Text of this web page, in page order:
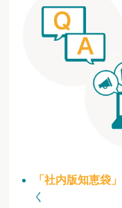
「社内版知恵袋」
く